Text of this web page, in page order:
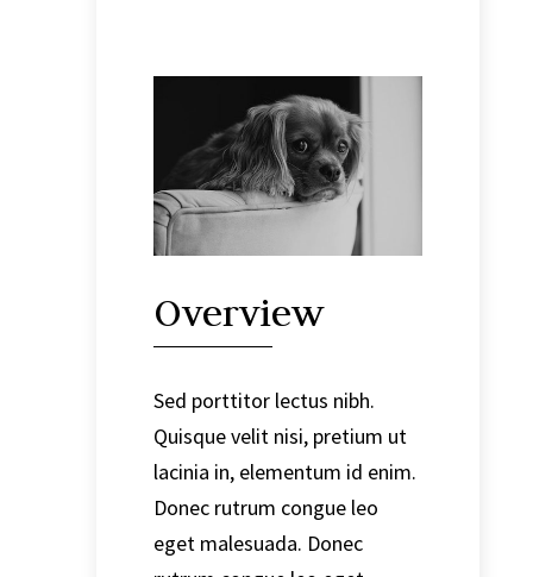
Overview
Sed porttitor lectus nibh.
Quisque velit nisi, pretium ut
lacinia in, elementum id enim.
Donec rutrum congue leo
eget malesuada. Donec